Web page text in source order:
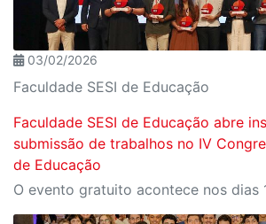
03/02/2026
Faculdade SESI de Educação
Faculdade SESI de Educação abre
submissão de trabalhos no IV
de Educação